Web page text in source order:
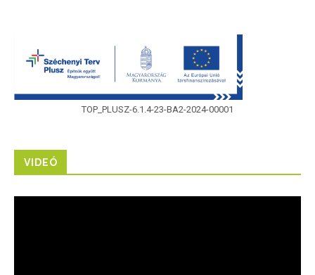
TOP_PLUSZ-6.1.4-23-BA2-2024-00001
VIDEÓ